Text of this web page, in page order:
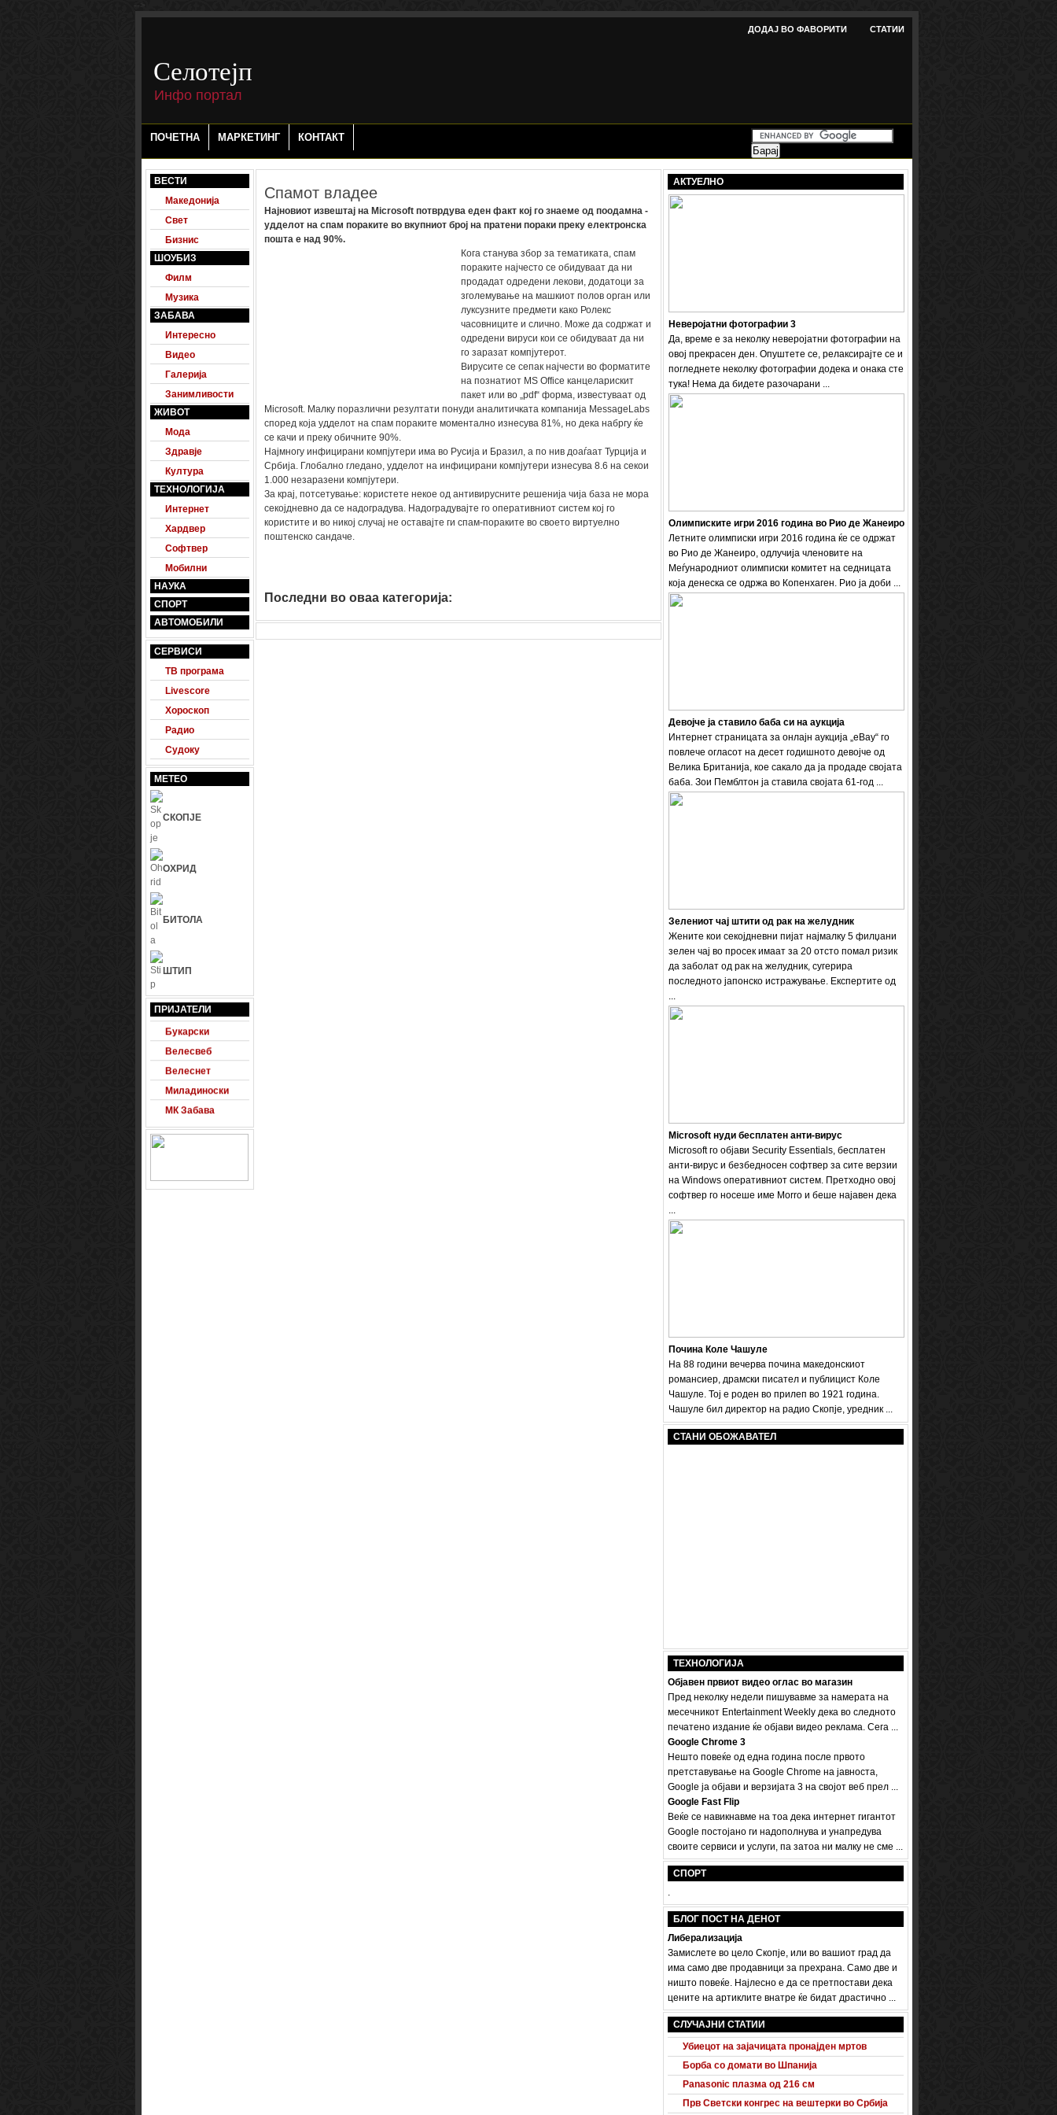
-->
ДОДАЈ ВО ФАВОРИТИ СТАТИИ
Селотејп
Инфо портал
ПОЧЕТНА МАРКЕТИНГ КОНТАКТ
ВЕСТИ
Македонија
Свет
Бизнис
ШОУБИЗ
Филм
Музика
ЗАБАВА
Интересно
Видео
Галерија
Занимливости
ЖИВОТ
Мода
Здравје
Култура
ТЕХНОЛОГИЈА
Интернет
Хардвер
Софтвер
Мобилни
НАУКА
СПОРТ
АВТОМОБИЛИ
СЕРВИСИ
ТВ програма
Livescore
Хороскоп
Радио
Судоку
МЕТЕО
СКОПЈЕ
ОХРИД
БИТОЛА
ШТИП
ПРИЈАТЕЛИ
Будна правда
Букарски
Велесвеб
Велеснет
Миладиноски
МК Забава
Оксиморон
Развигор
Спамот владее
Најновиот извештај на Microsoft потврдува еден факт кој го знаеме од поодамна -
удделот на спам пораките во вкупниот број на пратени пораки преку електронска
пошта е над 90%.
Кога станува збор за тематиката, спам
пораките најчесто се обидуваат да ни
продадат одредени лекови, додатоци за
зголемување на машкиот полов орган или
луксузните предмети како Ролекс
часовниците и слично. Може да содржат и
одредени вируси кои се обидуваат да ни
го заразат компјутерот.
Вирусите се сепак најчести во форматите
на познатиот MS Office канцеларискит
пакет или во „pdf“ форма, известуваат од
Microsoft. Mалку поразлични резултати понуди аналитичката компанија MessageLabs
според која удделот на спам пораките моментално изнесува 81%, но дека набргу ќе
се качи и преку обичните 90%.
Најмногу инфицирани компјутери има во Русија и Бразил, а по нив доаѓаат Турција и
Србија. Глобално гледано, удделот на инфицирани компјутери изнесува 8.6 на секои
1.000 незаразени компјутери.
За крај, потсетување: користете некое од антивирусните решенија чија база не мора
секојдневно да се надоградува. Надоградувајте го оперативниот систем кој го
користите и во никој случај не оставајте ги спам-пораките во своето виртуелно
поштенско сандаче.
Последни во оваа категорија:
АКТУЕЛНО
Неверојатни фотографии 3
Да, време е за неколку неверојатни фотографии на
овој прекрасен ден. Опуштете се, релаксирајте се и
погледнете неколку фотографии додека и онака сте
тука! Нема да бидете разочарани ...
Олимписките игри 2016 година во Рио де Жанеиро
Летните олимписки игри 2016 година ќе се одржат
во Рио де Жанеиро, одлучија членовите на
Меѓународниот олимписки комитет на седницата
која денеска се одржа во Копенхаген. Рио ја доби ...
Девојче ја ставило баба си на аукција
Интернет страницата за онлајн аукција „eBay“ го
повлече огласот на десет годишното девојче од
Велика Британија, кое сакало да ја продаде својата
баба. Зои Пемблтон ја ставила својата 61-год ...
Зелениот чај штити од рак на желудник
Жените кои секојдневни пијат најмалку 5 филџани
зелен чај во просек имаат за 20 отсто помал ризик
да заболат од рак на желудник, сугерира
последното јапонско истражување. Експертите од
...
Microsoft нуди бесплатен анти-вирус
Microsoft го објави Security Essentials, бесплатен
анти-вирус и безбедносен софтвер за сите верзии
на Windows оперативниот систем. Претходно овој
софтвер го носеше име Мorro и беше најавен дека
...
Почина Коле Чашуле
На 88 години вечерва почина македонскиот
романсиер, драмски писател и публицист Коле
Чашуле. Тој е роден во прилеп во 1921 година.
Чашуле бил директор на радио Скопје, уредник ...
СТАНИ ОБОЖАВАТЕЛ
ТЕХНОЛОГИЈА
Објавен првиот видео оглас во магазин
Пред неколку недели пишувавме за намерата на
месечникот Entertainment Weekly дека во следното
печатено издание ќе објави видео реклама. Сега ...
Google Chrome 3
Нешто повеќе од една година после првото
претставување на Google Chrome на јавноста,
Google ја објави и верзијата 3 на својот веб прел ...
Google Fast Flip
Веќе се навикнавме на тоа дека интернет гигантот
Google постојано ги надополнува и унапредува
своите сервиси и услуги, па затоа ни малку не сме ...
СПОРТ
.
БЛОГ ПОСТ НА ДЕНОТ
Либерализација
Замислете во цело Скопје, или во вашиот град да
има само две продавници за прехрана. Само две и
ништо повеќе. Најлесно е да се претпостави дека
цените на артиклите внатре ќе бидат драстично ...
СЛУЧАЈНИ СТАТИИ
Audi A5 Sportback потполно разоткриен
Македонско - турски бизнис форум
Убиецот на зајачицата пронајден мртов
Борба со домати во Шпанија
Panasonic плазма од 216 см
Прв Светски конгрес на вештерки во Србија